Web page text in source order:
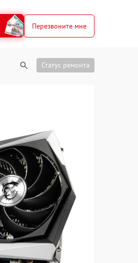
Перезвоните мне
Статус ремонта